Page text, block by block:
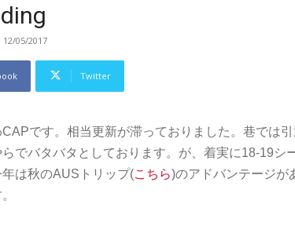
12/05/2017
Twitter
CAPです。相当更新が滞っておりました。巷では
でバタバタとしております。が、着実に18-19シ
年は秋のAUSトリップ(こちら)のアドバンテージが